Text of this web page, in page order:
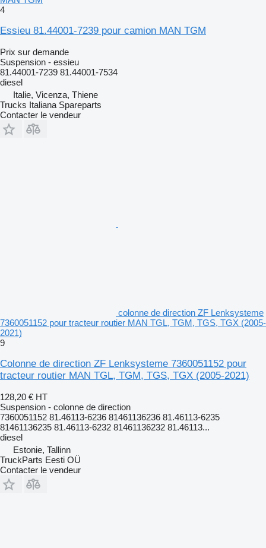
4
Essieu 81.44001-7239 pour camion MAN TGM
Prix sur demande
Suspension - essieu
81.44001-7239 81.44001-7534
diesel
Italie, Vicenza, Thiene
Trucks Italiana Spareparts
Contacter le vendeur
colonne de direction ZF Lenksysteme
7360051152 pour tracteur routier MAN TGL, TGM, TGS, TGX (2005-
2021)
9
Colonne de direction ZF Lenksysteme 7360051152 pour
tracteur routier MAN TGL, TGM, TGS, TGX (2005-2021)
128,20 € HT
Suspension - colonne de direction
7360051152 81.46113-6236 81461136236 81.46113-6235
81461136235 81.46113-6232 81461136232 81.46113...
diesel
Estonie, Tallinn
TruckParts Eesti OÜ
Contacter le vendeur